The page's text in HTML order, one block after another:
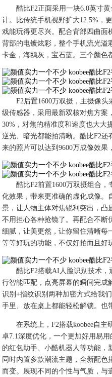
酷比F2正面采用一块6.0英寸
计。比传统手机视野扩大12.5%，
戏能玩得更尽兴。配合背部四曲面
背部的电镀炫彩，整个手机流光溢
卡金，海鸥灰，宝石蓝。三个颜色
F2后置1600万双摄，主摄像
级传感器，采用最新双核对焦方案
30%，对焦的精准度和速度也大大
逆光、暗光都能拍清晰。酷比F2还
来的照片可以达到9600万成像效果
酷比F2前置1600万双摄组合
化效果，带来更准确的虚化成像。
景，让人物主体对焦锐利突出，凸
不用担心各种抢镜了。再配合不断
细腻，让美更然，让你留住清晰每
等等好玩的功能，不仅好拍而且好
酷比F2搭载AI人脸识别技术，
行智能匹配，点亮屏幕的瞬间完成
识别+指纹识别两种加密方式给我
手里、放在桌上都能轻松解锁。也
在系统上，F2搭载koobee自主
卓7.1深度优化，一个更加好用易
的红包助手、小酷机器人等功能，
同时内置多款潮流主题，全新配
而变。展现不同的个性与气质，与